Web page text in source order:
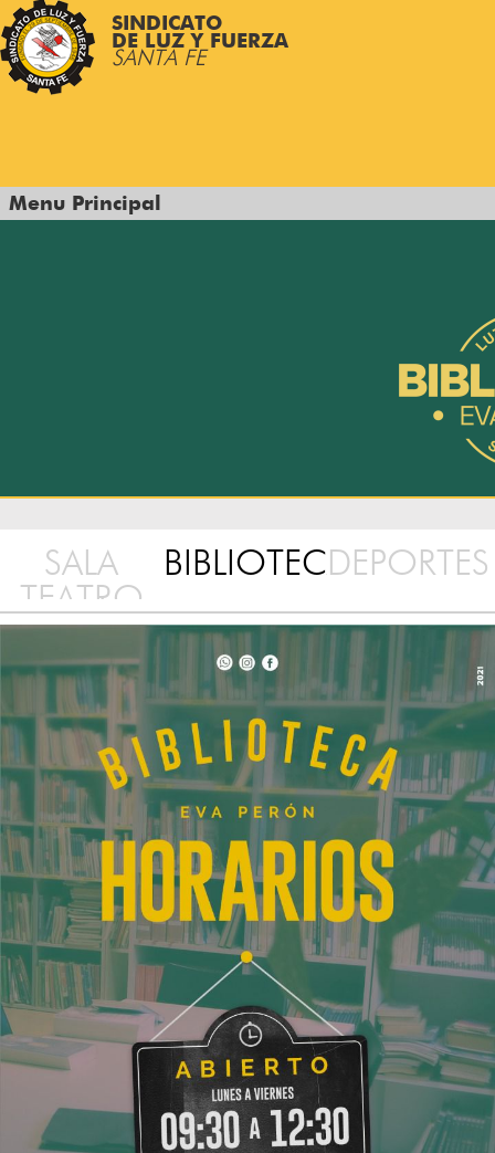
SINDICATO
DE LUZ Y FUERZA
SANTA FE
Menu Principal
SALA
TEATRO
BIBLIOTECADEPORTES